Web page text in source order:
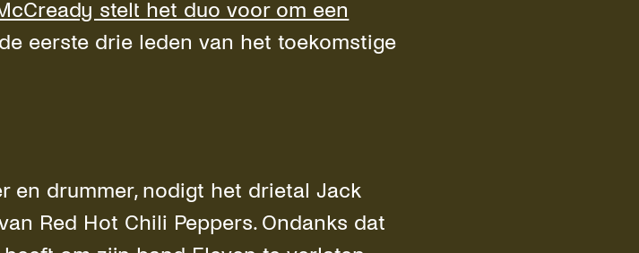
stelt het duo voor om een
eerste drie leden van het toekomstige
en drummer, nodigt het drietal Jack
Red Hot Chili Peppers. Ondanks dat